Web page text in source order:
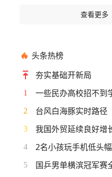
查看更多
头条热榜
夯实基础开新局
1 一些民办高校招不到
2 台风白海豚实时路径
3 我国外贸延续良好增
4 2名小孩玩手机低头
5 国乒男单横滨冠军赛